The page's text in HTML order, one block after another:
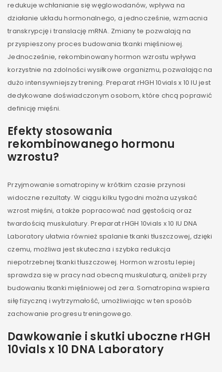
redukuje wchłanianie się węglowodanów, wpływa na
działanie układu hormonalnego, a jednocześnie, wzmacnia
transkrypcję i translację mRNA. Zmiany te pozwalają na
przyspieszony proces budowania tkanki mięśniowej.
Jednocześnie, rekombinowany hormon wzrostu wpływa
korzystnie na zdolności wysiłkowe organizmu, pozwalając na
dużo intensywniejszy trening. Preparat rHGH 10vials x 10 IU jest
dedykowane doświadczonym osobom, które chcą poprawić
definicję mięśni.
Efekty stosowania
rekombinowanego hormonu
wzrostu?
Przyjmowanie somatropiny w krótkim czasie przynosi
widoczne rezultaty. W ciągu kilku tygodni można uzyskać
wzrost mięśni, a także popracować nad gęstością oraz
twardością muskulatury. Preparat rHGH 10vials x 10 IU DNA
Laboratory ułatwia również spalanie tkanki tłuszczowej, dzięki
czemu, możliwa jest skuteczna i szybka redukcja
niepotrzebnej tkanki tłuszczowej. Hormon wzrostu lepiej
sprawdza się w pracy nad obecną muskulaturą, aniżeli przy
budowaniu tkanki mięśniowej od zera. Somatropina wspiera
siłę fizyczną i wytrzymałość, umożliwiając w ten sposób
zachowanie progresu treningowego.
Dawkowanie i skutki uboczne rHGH
10vials x 10 DNA Laboratory